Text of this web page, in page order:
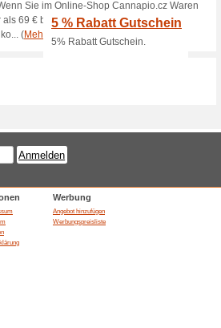
für
zum Newsletter
15 % Gutschein